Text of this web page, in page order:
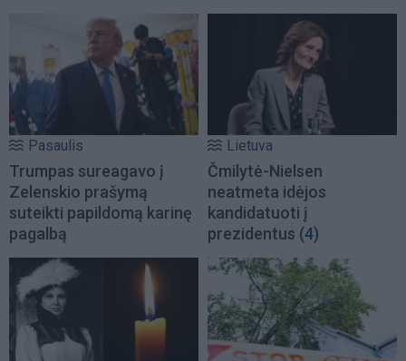
Pasaulis
Trumpas sureagavo į
Zelenskio prašymą
suteikti papildomą karinę
pagalbą
Lietuva
Čmilytė-Nielsen
neatmeta idėjos
kandidatuoti į
prezidentus (4)